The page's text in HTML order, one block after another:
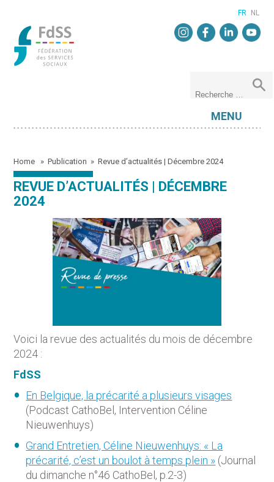
FR NL
MENU
Home »Publication »Revue d’actualités | Décembre 2024
REVUE D’ACTUALITÉS | DÉCEMBRE
2024
Voici la revue des actualités du mois de décembre
2024 :
FdSS
En Belgique, la précarité a plusieurs visages
(Podcast CathoBel, Intervention Céline
Nieuwenhuys)
Grand Entretien, Céline Nieuwenhuys: « La
précarité, c’est un boulot à temps plein » (Journal
du dimanche n°46 CathoBel, p.2-3)